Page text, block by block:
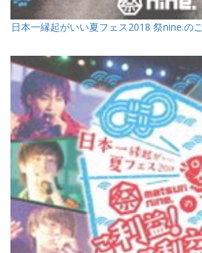
日本一縁起がいい夏フェス2018 祭nine.の